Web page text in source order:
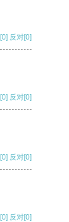
[0] 反对[0]
[0] 反对[0]
[0] 反对[0]
[0] 反对[0]